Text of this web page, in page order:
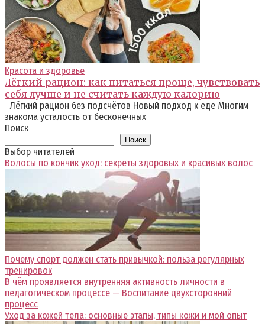
Красота и здоровье
Лёгкий рацион: как питаться проще, чувствовать
себя лучше и не считать каждую калорию
Лёгкий рацион без подсчётов Новый подход к еде Многим
знакома усталость от бесконечных
Поиск
Поиск
Выбор читателей
Волосы по кончик уход: секреты здоровых и красивых волос
Почему спорт должен стать привычкой: польза регулярных
тренировок
В чём проявляется внутренняя активность личности в
педагогическом процессе — Воспитание двухсторонний
процесс
Уход за кожей тела: основные этапы, типы кожи и мой опыт